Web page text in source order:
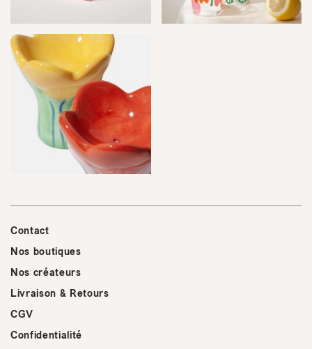
Contact
Nos boutiques
Nos créateurs
Livraison & Retours
CGV
Confidentialité